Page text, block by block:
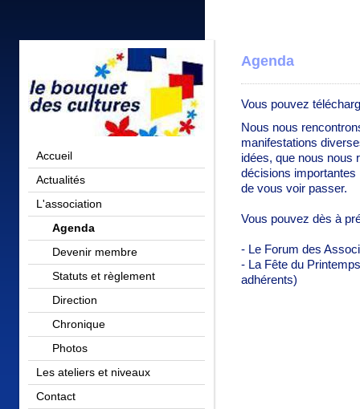
Accueil
Actualités
L'association
Agenda
Devenir membre
Statuts et règlement
Direction
Chronique
Photos
Les ateliers et niveaux
Contact
Agenda
Vous pouvez
Nous nous
manifestations
idées, que nous nous
décisions
de vous voir passer.
Vous pouvez dès à
- Le Forum des
- La Fête du
adhérents)